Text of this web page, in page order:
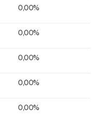
0,00%
0,00%
0,00%
0,00%
0,00%